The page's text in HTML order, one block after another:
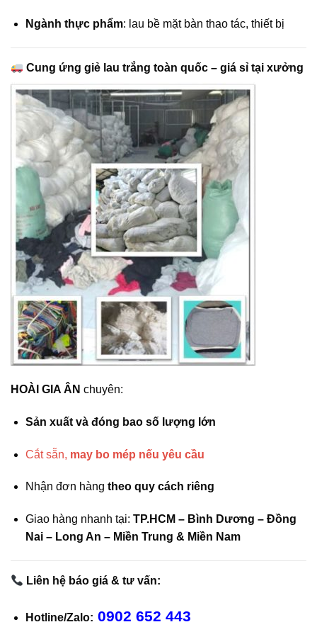
Ngành thực phẩm: lau bề mặt bàn thao tác, thiết bị
Cung ứng giẻ lau trắng toàn quốc – giá sỉ tại xưởng
HOÀI GIA ÂN chuyên:
Sản xuất và đóng bao số lượng lớn
Cắt sẵn, may bo mép nếu yêu cầu
Nhận đơn hàng theo quy cách riêng
Giao hàng nhanh tại: TP.HCM – Bình Dương – Đồng
Nai – Long An – Miền Trung & Miền Nam
Liên hệ báo giá & tư vấn:
Hotline/Zalo: 0902 652 443